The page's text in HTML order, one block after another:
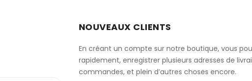
NOUVEAUX CLIENTS
En créant un compte sur notre boutique, vous
rapidement, enregistrer plusieurs adresses de
commandes, et plein d’autres choses encore.